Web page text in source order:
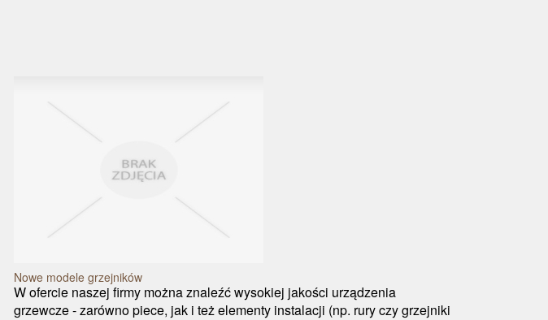
Nowe modele grzejników
W ofercie naszej firmy można znaleźć wysokiej jakości urządzenia
grzewcze - zarówno piece, jak i też elementy instalacji (np. rury czy grzejniki